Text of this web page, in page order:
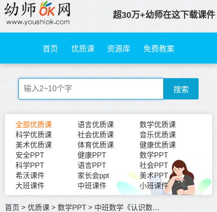
超30万+幼师在这下载课件
首页 优质课 资源库 免费教案
搜索
全部优质课 语言优质课
数学优质课
科学优质课
社会优质课
音乐优质课
美术优质课
体育优质课
健康优质课
安全PPT
健康PPT
数学PPT
科学PPT
语言PPT
社会PPT
希沃课件
家长会ppt
美术PPT
大班课件
中班课件 小班课件
首页 >优质课 > 数学PPT > 中班数学《认识数字1-10》动态课件PPT+教案